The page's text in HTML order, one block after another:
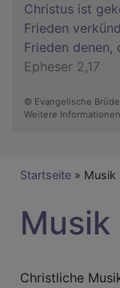
Christus ist
Frieden
Frieden denen,
Epheser 2,17
© Evangelische
Weitere
Startseite Musik
Musik
Christliche